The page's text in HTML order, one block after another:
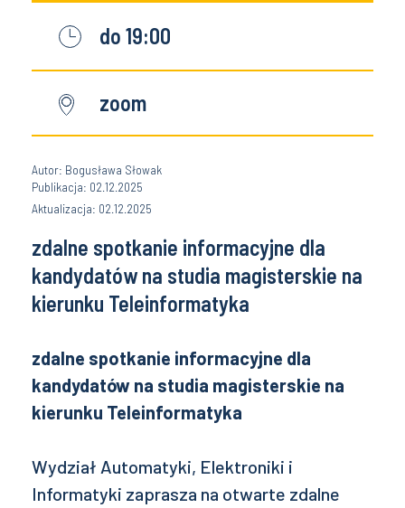
do 19:00
zoom
Autor: Bogusława Słowak
Publikacja: 02.12.2025
Aktualizacja: 02.12.2025
zdalne spotkanie informacyjne dla
kandydatów na studia magisterskie na
kierunku Teleinformatyka
zdalne spotkanie informacyjne dla
kandydatów na studia magisterskie na
kierunku Teleinformatyka
Wydział Automatyki, Elektroniki i
Informatyki zaprasza na otwarte zdalne